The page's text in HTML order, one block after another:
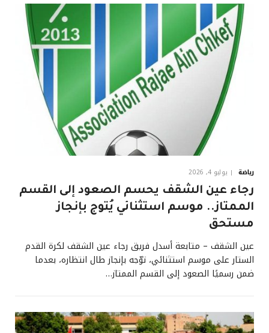
رياضة يوليو 4, 2026
رجاء عين الشقف يحسم الصعود إلى القسم
الممتاز.. موسم استثنائي يُتوج بإنجاز
مستحق
عين الشقف – متابعة أسدل فريق رجاء عين الشقف لكرة القدم
الستار على موسم استثنائي، توّجه بإنجاز طال انتظاره، بعدما
ضمن رسميًا الصعود إلى القسم الممتاز…